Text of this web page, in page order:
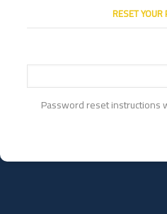
RESET
Password reset instructions